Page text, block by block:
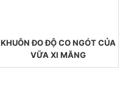
KHUÔN ĐO ĐỘ CO NGÓT CỦA
VỮA XI MĂNG